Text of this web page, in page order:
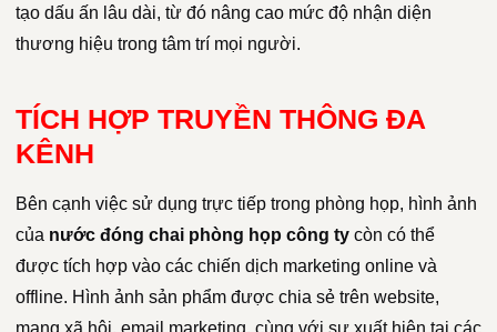
tạo dấu ấn lâu dài, từ đó nâng cao mức độ nhận diện
thương hiệu trong tâm trí mọi người.
TÍCH HỢP TRUYỀN THÔNG ĐA
KÊNH
Bên cạnh việc sử dụng trực tiếp trong phòng họp, hình ảnh
của nước đóng chai phòng họp công ty còn có thể
được tích hợp vào các chiến dịch marketing online và
offline. Hình ảnh sản phẩm được chia sẻ trên website,
mạng xã hội, email marketing, cùng với sự xuất hiện tại các